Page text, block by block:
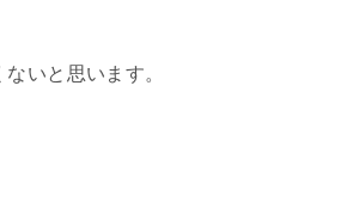
いと思います。